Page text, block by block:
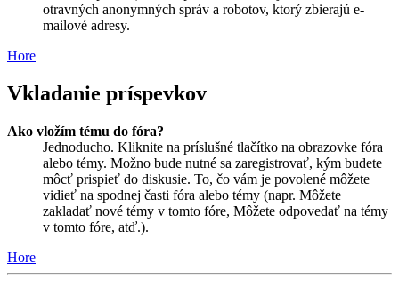
otravných anonymných správ a robotov, ktorý zbierajú e-
mailové adresy.
Hore
Vkladanie príspevkov
Ako vložím tému do fóra?
Jednoducho. Kliknite na príslušné tlačítko na obrazovke fóra
alebo témy. Možno bude nutné sa zaregistrovať, kým budete
môcť prispieť do diskusie. To, čo vám je povolené môžete
vidieť na spodnej časti fóra alebo témy (napr. Môžete
zakladať nové témy v tomto fóre, Môžete odpovedať na témy
v tomto fóre, atď.).
Hore